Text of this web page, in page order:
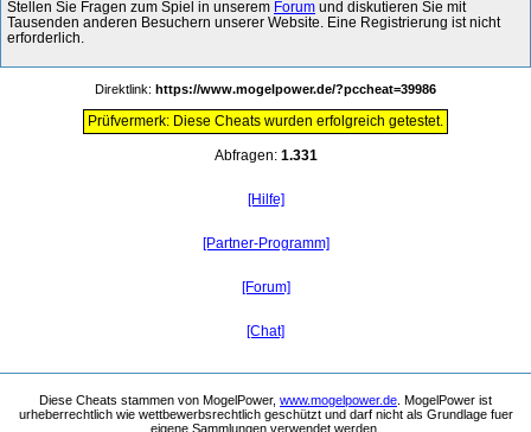
Stellen Sie Fragen zum Spiel in unserem Forum und diskutieren Sie mit
Tausenden anderen Besuchern unserer Website. Eine Registrierung ist nicht
erforderlich.
Direktlink: https://www.mogelpower.de/?pccheat=39986
Prüfvermerk: Diese Cheats wurden erfolgreich getestet.
Abfragen: 1.331
[Hilfe]
[Partner-Programm]
[Forum]
[Chat]
Diese Cheats stammen von MogelPower, www.mogelpower.de . MogelPower ist
urheberrechtlich wie wettbewerbsrechtlich geschützt und darf nicht als Grundlage fuer
eigene Sammlungen verwendet werden.